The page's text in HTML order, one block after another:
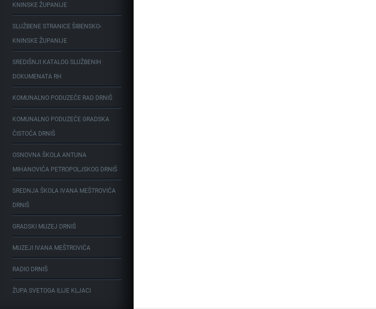
KNINSKE ŽUPANIJE
SLUŽBENE STRANICE ŠIBENSKO-
KNINSKE ŽUPANIJE
SREDIŠNJI KATALOG SLUŽBENIH
DOKUMENATA RH
KOMUNALNO PODUZEĆE RAD DRNIŠ
KOMUNALNO PODUZEĆE GRADSKA
ČISTOĆA DRNIŠ
OSNOVNA ŠKOLA ANTUNA
MIHANOVIĆA PETROPOLJSKOG DRNIŠ
SREDNJA ŠKOLA IVANA MEŠTROVIĆA
DRNIŠ
GRADSKI MUZEJ DRNIŠ
MUZEJI IVANA MEŠTROVIĆA
RADIO DRNIŠ
ŽUPA SVETOGA ILIJE KLJACI